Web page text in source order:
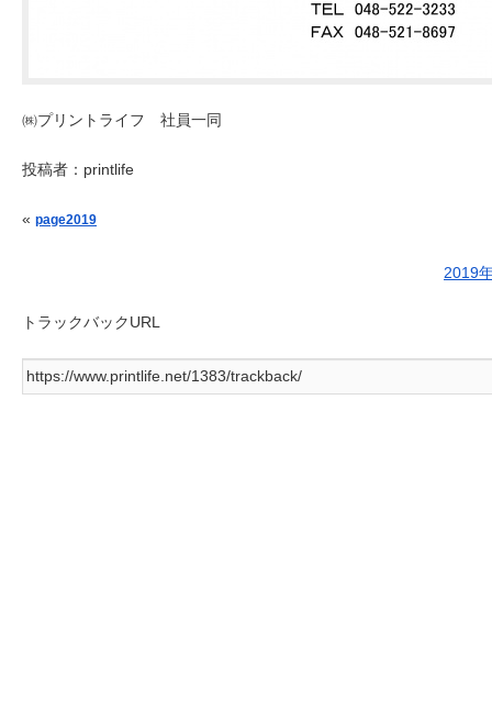
㈱プリントライフ 社員一同
投稿者： printlife
投稿ナビゲーション
« page2019
2019
トラックバックURL